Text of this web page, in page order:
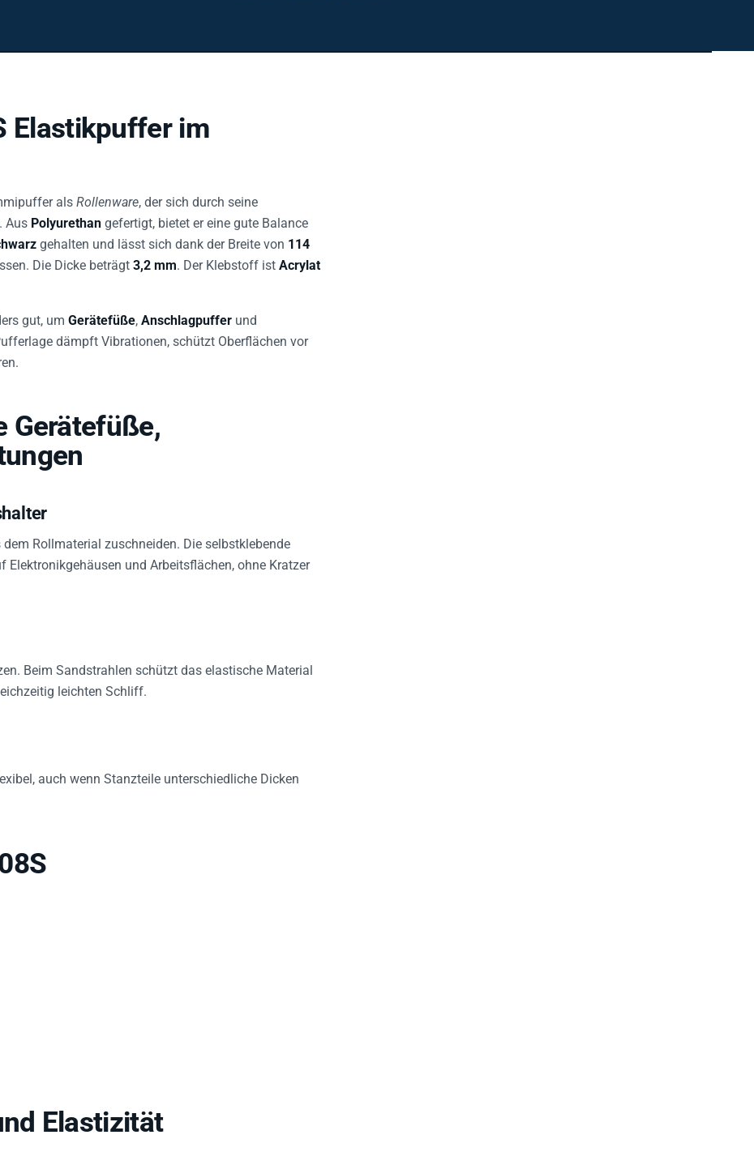
Elastikpuffer im
als Rollenware, der sich durch seine
Aus Polyurethan gefertigt, bietet er eine gute Balance
gehalten und lässt sich dank der Breite von 114
Die Dicke beträgt 3,2 mm. Der Klebstoff ist Acrylat
gut, um Gerätefüße, Anschlagpuffer und
dämpft Vibrationen, schützt Oberflächen vor
Gerätefüße,
Rollmaterial zuschneiden. Die selbstklebende
und Arbeitsflächen, ohne Kratzer
Beim Sandstrahlen schützt das elastische Material
leichten Schliff.
auch wenn Stanzteile unterschiedliche Dicken
Elastizität